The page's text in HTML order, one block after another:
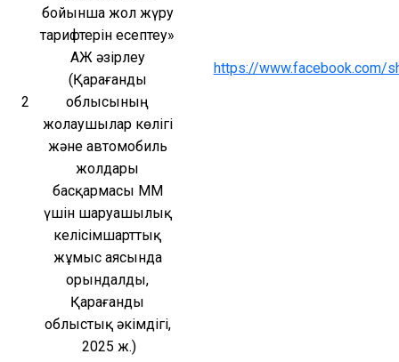
https://www.facebook.com/
2
бойынша жол жүру
тарифтерін есептеу»
АЖ әзірлеу
(Қарағанды
облысының
жолаушылар көлігі
және автомобиль
жолдары
басқармасы ММ
үшін шаруашылық
келісімшарттық
жұмыс аясында
орындалды,
Қарағанды
облыстық әкімдігі,
2025 ж.)